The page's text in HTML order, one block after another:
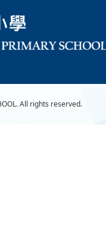
All rights reserved.